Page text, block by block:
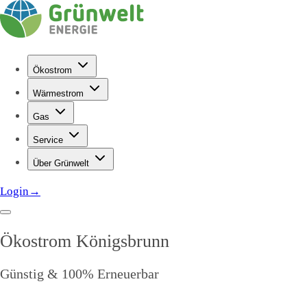
Ökostrom
Wärmestrom
Gas
Service
Über Grünwelt
Login→
Ökostrom Königsbrunn
Günstig & 100% Erneuerbar